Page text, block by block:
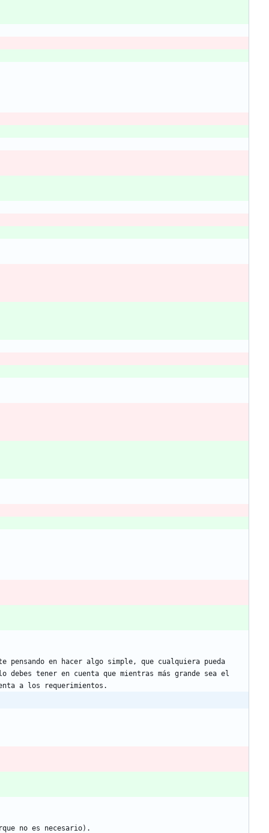
en hacer algo simple, que cualquiera pueda
tener en cuenta que mientras más grande sea el
a los requerimientos.
no es necesario).